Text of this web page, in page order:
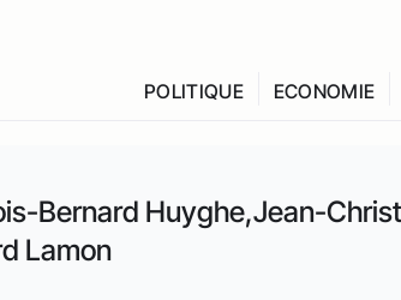
POLITIQUE ECONOMIE
Bernard Huyghe,Jean-
Lamon